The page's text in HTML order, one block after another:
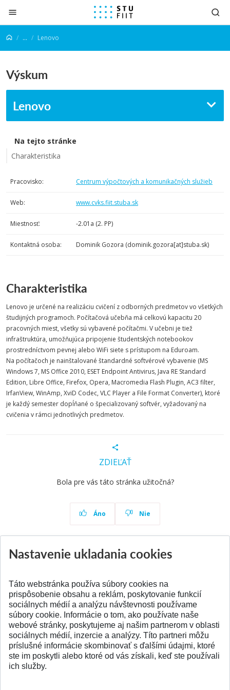
Prejsť na obsah
... Lenovo
Výskum
Lenovo
Na tejto stránke
Charakteristika
Pracovisko: Centrum výpočtových a komunikačných služieb
Web: www.cvks.fiit.stuba.sk
Miestnosť: -2.01a (2. PP)
Kontaktná osoba: Dominik Gozora (dominik.gozora[at]stuba.sk)
Charakteristika
Lenovo je určené na realizáciu cvičení z odborných predmetov vo všetkých
študijných programoch. Počítačová učebňa má celkovú kapacitu 20
pracovných miest, všetky sú vybavené počítačmi. V učebni je tiež
infraštruktúra, umožňujúca pripojenie študentských notebookov
prostredníctvom pevnej alebo WiFi siete s prístupom na Eduroam.
Na počítačoch je nainštalované štandardné softvérové vybavenie (MS
Windows 7, MS Office 2010, ESET Endpoint Antivirus, Java RE Standard
Edition, Libre Office, Firefox, Opera, Macromedia Flash Plugin, AC3 filter,
IrfanView, WinAmp, XviD Codec, VLC Player a File Format Converter), ktoré
je každý semester dopĺňané o špecializovaný softvér, vyžadovaný na
cvičenia v rámci jednotlivých predmetov.
ZDIEĽAŤ
Bola pre vás táto stránka užitočná?
Áno Nie
SPÄŤ NA VRCH
Nastavenie ukladania cookies
Táto webstránka používa súbory cookies na
prispôsobenie obsahu a reklám, poskytovanie funkcií
sociálnych médií a analýzu návštevnosti používame
súbory cookie. Informácie o tom, ako používate naše
webové stránky, poskytujeme aj našim partnerom v oblasti
sociálnych médií, inzercie a analýzy. Títo partneri môžu
príslušné informácie skombinovať s ďalšími údajmi, ktoré
ste im poskytli alebo ktoré od vás získali, keď ste používali
ich služby.